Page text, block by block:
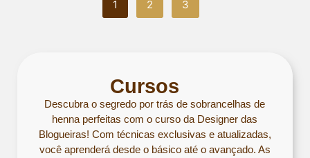
1 2 3
Cursos
Descubra o segredo por trás de sobrancelhas de
henna perfeitas com o curso da Designer das
Blogueiras! Com técnicas exclusivas e atualizadas,
você aprenderá desde o básico até o avançado. As